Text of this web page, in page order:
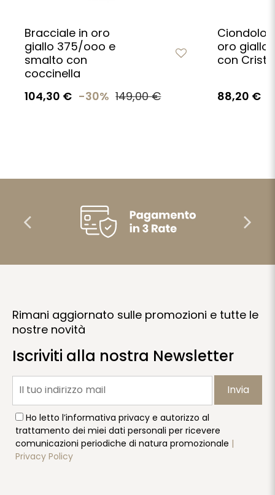
Bracciale in oro
giallo 375/ooo e
smalto con
coccinella
104,30 € -30% 149,00 €
Ciondolo
oro giallo
con Cristo
88,20 €
Rimani aggiornato sulle promozioni e tutte le
nostre novità
Iscriviti alla nostra Newsletter
Invia
Ho letto l’informativa privacy e autorizzo al
trattamento dei miei dati personali per ricevere
comunicazioni periodiche di natura promozionale |
Privacy Policy